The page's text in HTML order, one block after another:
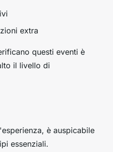
extra
questi eventi è
il livello di
è auspicabile
essenziali.